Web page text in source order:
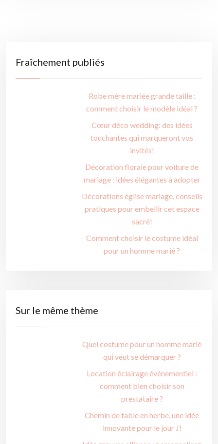
Fraîchement publiés
Robe mère mariée grande taille :
comment choisir le modèle idéal ?
Cœur déco wedding: des idées
touchantes qui marqueront vos
invités!
Décoration florale pour voiture de
mariage : idées élégantes à adopter
Décorations église mariage, conseils
pratiques pour embellir cet espace
sacré!
Comment choisir le costume idéal
pour un homme marié ?
Sur le même thème
Quel costume pour un homme marié
qui veut se démarquer ?
Location éclairage événementiel :
comment bien choisir son
prestataire ?
Chemin de table en herbe, une idée
innovante pour le jour J!